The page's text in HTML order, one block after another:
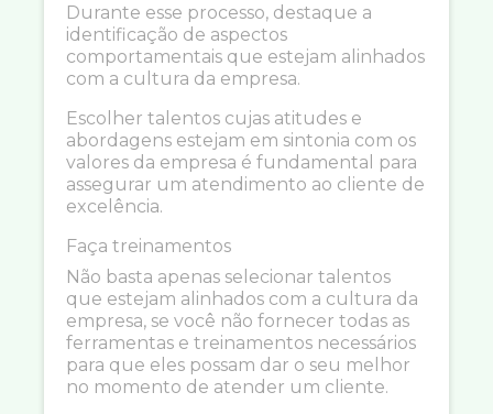
Durante esse processo, destaque a
identificação de aspectos
comportamentais que estejam alinhados
com a cultura da empresa.
Escolher talentos cujas atitudes e
abordagens estejam em sintonia com os
valores da empresa é fundamental para
assegurar um atendimento ao cliente de
excelência.
Faça treinamentos
Não basta apenas selecionar talentos
que estejam alinhados com a cultura da
empresa, se você não fornecer todas as
ferramentas e treinamentos necessários
para que eles possam dar o seu melhor
no momento de atender um cliente.